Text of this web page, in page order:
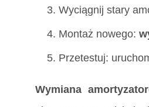
Wyciągnij stary
Montaż nowego:
Przetestuj:
Wymiana